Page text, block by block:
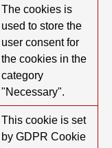
The cookies is
used to store the
user consent for
the cookies in the
category
"Necessary".
This cookie is set
by GDPR Cookie